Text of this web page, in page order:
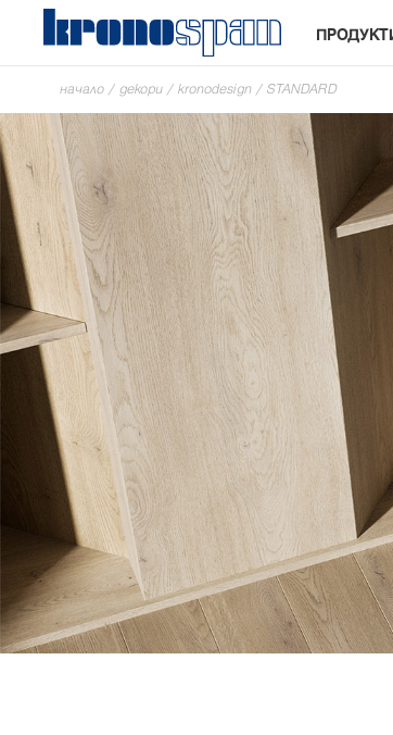
начало / декори / kronodesign / STANDARD